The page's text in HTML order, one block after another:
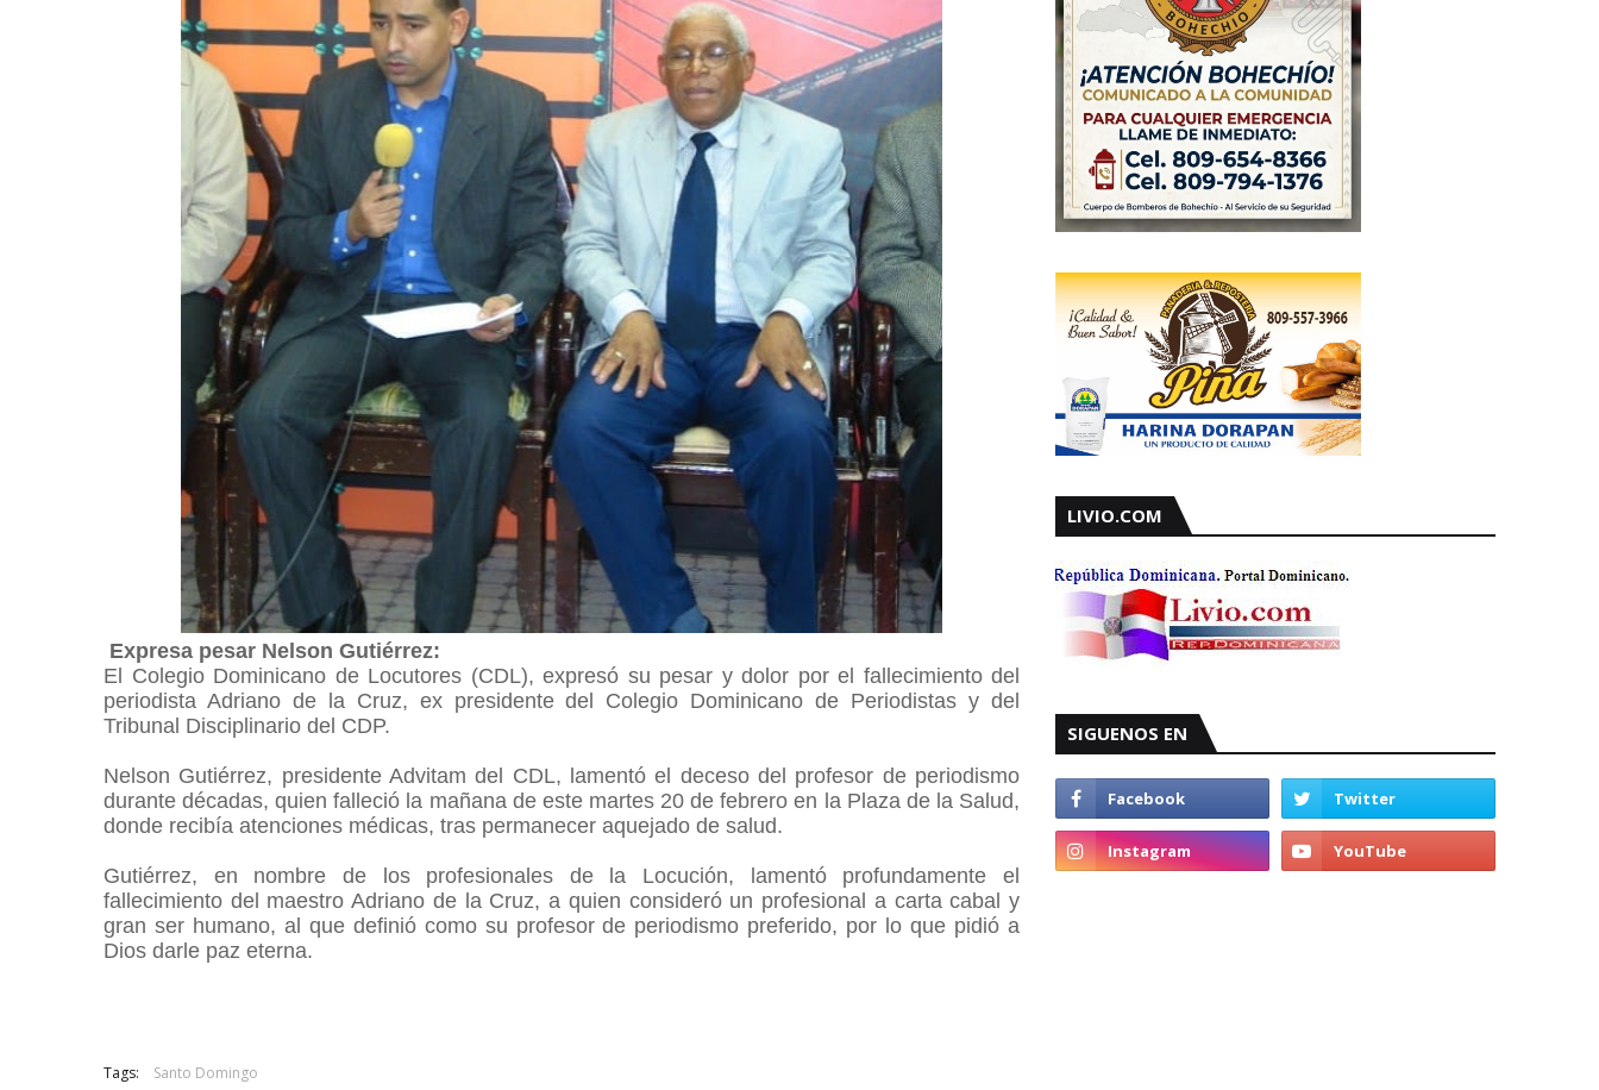
Expresa pesar Nelson Gutiérrez:
El Colegio Dominicano de Locutores (CDL), expresó su pesar y dolor por el fallecimiento del
periodista Adriano de la Cruz, ex presidente del Colegio Dominicano de Periodistas y del
Tribunal Disciplinario del CDP.
Nelson Gutiérrez, presidente Advitam del CDL, lamentó el deceso del profesor de periodismo
durante décadas, quien falleció la mañana de este martes 20 de febrero en la Plaza de la Salud,
donde recibía atenciones médicas, tras permanecer aquejado de salud.
Gutiérrez, en nombre de los profesionales de la Locución, lamentó profundamente el
fallecimiento del maestro Adriano de la Cruz, a quien consideró un profesional a carta cabal y
gran ser humano, al que definió como su profesor de periodismo preferido, por lo que pidió a
Dios darle paz eterna.
Tags: Santo Domingo
LIVIO.COM
SIGUENOS EN